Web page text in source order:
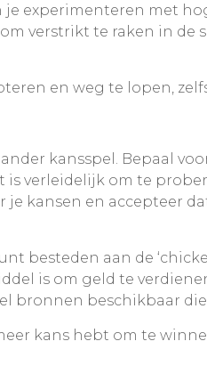
experimenteren met
verstrikt te raken in
en weg te lopen,
kansspel. Bepaal
verleidelijk om te
kansen en accepteer
besteden aan de
is om geld te
bronnen beschikbaar
kans hebt om te